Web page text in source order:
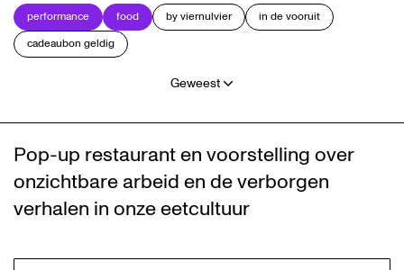
performance food by viernulvier
in de vooruit
cadeaubon geldig
Geweest
Pop-up restaurant en voorstelling over
onzichtbare arbeid en de verborgen
verhalen in onze eetcultuur